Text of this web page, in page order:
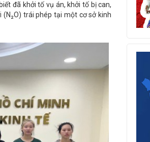
đã khởi tố vụ án, khởi tố bị can,
trái phép tại một cơ sở kinh